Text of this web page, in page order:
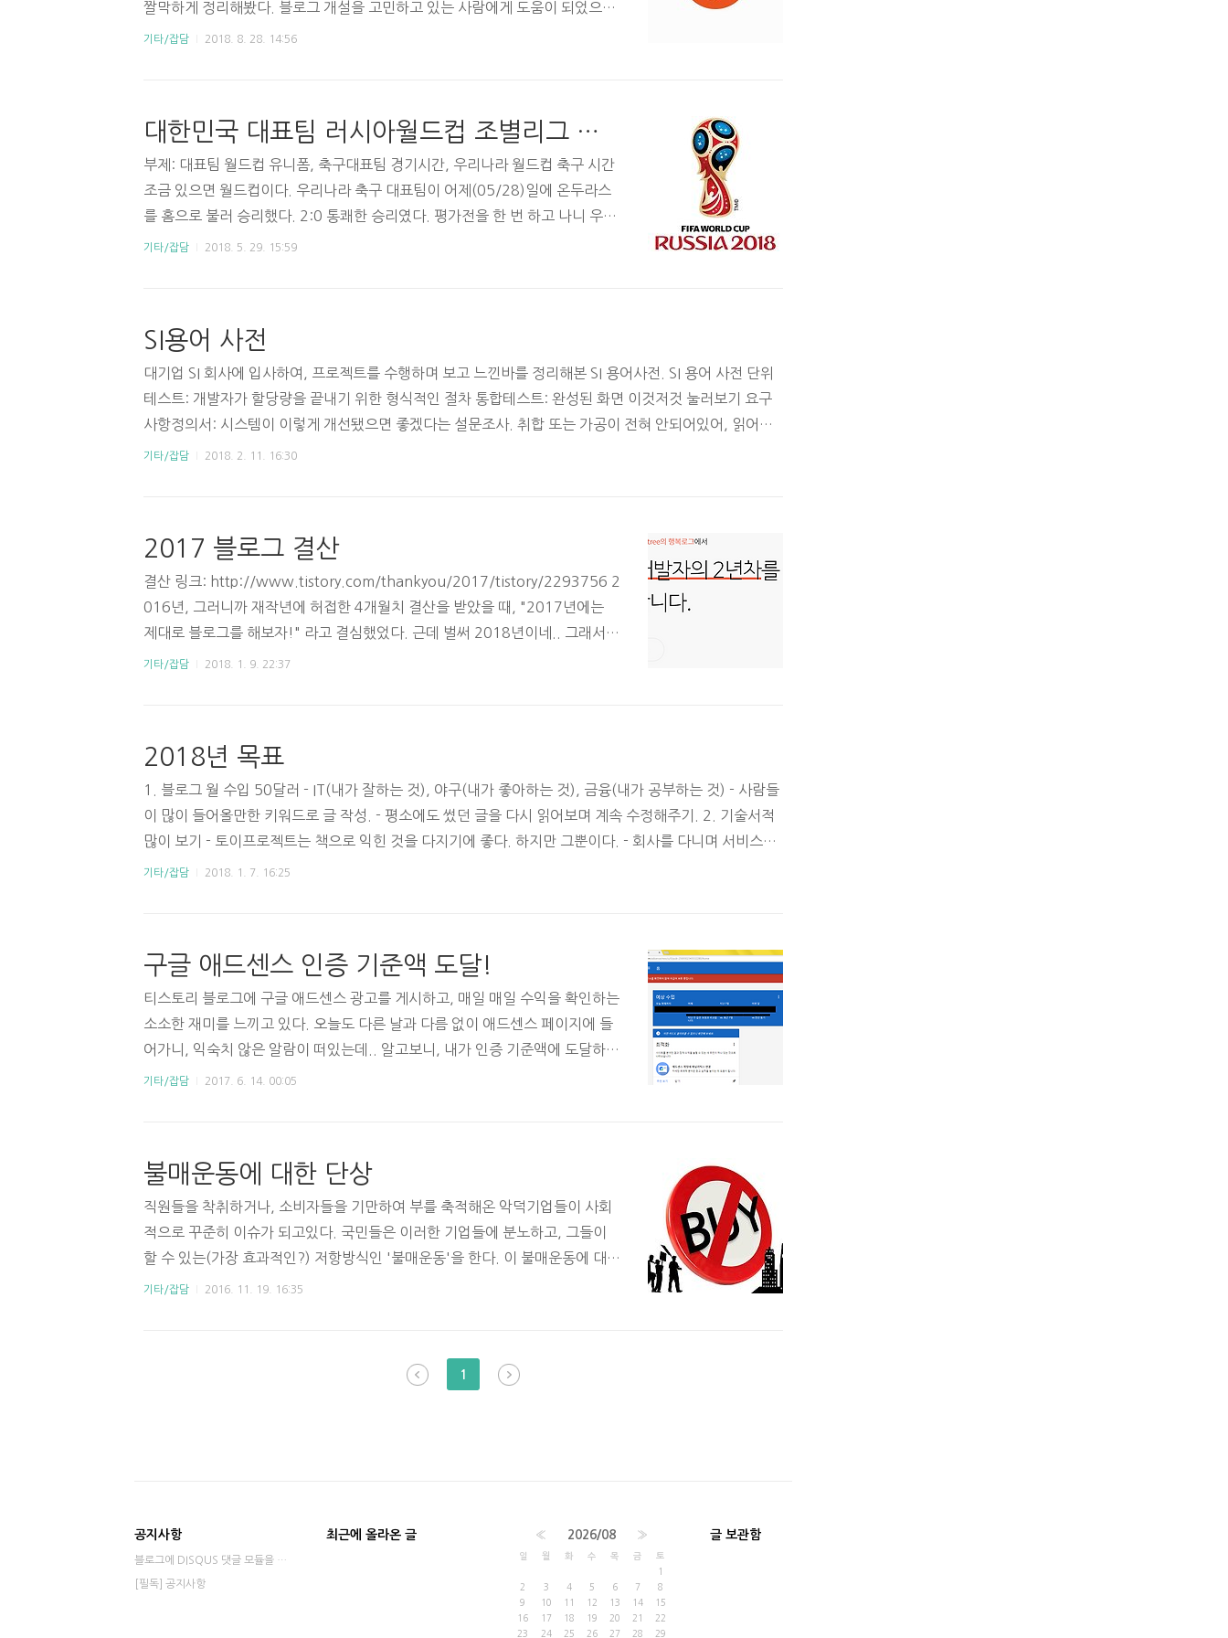
짤막하게 정리해봤다. 블로그 개설을 고민하고 있는 사람에게 도움이 되었으면
좋겠다. 1. 블로그에 주로 어떤 내용을 쓰는가? ● IT (내가 잘하는 것) ● 야구
● 이것 자체로 하나의 글감이 된다. 3. 본인이 개발자임에도 마크다운 기반 블
로그를 안하는 이유. ● 검색엔진을 통한 사용자 유입은 네이버/티스트리가 ..
기타/잡담 2018. 8. 28. 14:56
대한민국 대표팀 러시아월드컵 조별리그 일정
부제: 대표팀 월드컵 유니폼, 축구대표팀 경기시간, 우리나라 월드컵 축구 시간
조금 있으면 월드컵이다. 우리나라 축구 대표팀이 어제(05/28)일에 온두라스
를 홈으로 불러 승리했다. 2:0 통쾌한 승리였다. 평가전을 한 번 하고 나니 우리
나라에 본격적으로 월드컵 분위기가 돈다는 느낌이 든다! 2002년 4강 진출이
에 잡음이 나왔으나 조편성이 워낙 좋아서 국민의 기대를 한 몸에 받았었다. 이
번 2018 러시아 월드컵에서 우리 대표팀은 지역 예선부터 여러 잡음이 있었다.
감독..
기타/잡담 2018. 5. 29. 15:59
SI용어 사전
대기업 SI 회사에 입사하여, 프로젝트를 수행하며 보고 느낀바를 정리해본 SI 용어사전. SI 용어 사전 단위
테스트: 개발자가 할당량을 끝내기 위한 형식적인 절차 통합테스트: 완성된 화면 이것저것 눌러보기 요구
사항정의서: 시스템이 이렇게 개선됐으면 좋겠다는 설문조사. 취합 또는 가공이 전혀 안되어있어, 읽어도
도저히 알아볼 수 없는 특징이 있음. 분석단계: waterful 개발 방법론 중, 현행 시스템을 분석하는 단계. 각
기타/잡담 2018. 2. 11. 16:30
2017 블로그 결산
결산 링크: http://www.tistory.com/thankyou/2017/tistory/2293756 2
016년, 그러니까 재작년에 허접한 4개월치 결산을 받았을 때, "2017년에는
제대로 블로그를 해보자!" 라고 결심했었다. 근데 벌써 2018년이네.. 그래서
포스트해본 2017 블로그 결산!! 1년 전, 2017년에 블로그 운영에 대한 목표
두었다. 글이라는 것은 자꾸 읽어보면 수정할 것이 계속 생기기 때문이다. 201
8년에도 이러한 기조를 유지할 것이다. 다만..
기타/잡담 2018. 1. 9. 22:37
2018년 목표
1. 블로그 월 수입 50달러 - IT(내가 잘하는 것), 야구(내가 좋아하는 것), 금융(내가 공부하는 것) - 사람들
이 많이 들어올만한 키워드로 글 작성. - 평소에도 썼던 글을 다시 읽어보며 계속 수정해주기. 2. 기술서적
많이 보기 - 토이프로젝트는 책으로 익힌 것을 다지기에 좋다. 하지만 그뿐이다. - 회사를 다니며 서비스를
오픈하는 것은 쉽지 않다. - 경험적인 측면 -> SI회사에 있는 이상 부족하다. 깔끔하게 인정. - 일단 책을 많
기타/잡담 2018. 1. 7. 16:25
구글 애드센스 인증 기준액 도달!
티스토리 블로그에 구글 애드센스 광고를 게시하고, 매일 매일 수익을 확인하는
소소한 재미를 느끼고 있다. 오늘도 다른 날과 다름 없이 애드센스 페이지에 들
어가니, 익숙치 않은 알람이 떠있는데.. 알고보니, 내가 인증 기준액에 도달하여
내가 사는 집주소 인증을 하라는 알림이었다. 이런 기준이 있는지 처음 알았다.
를 하기 위함이었다. 이곳에 IT 관련 포스팅을 할 때면, 스스로 공부할 때보다 조
금 더 정성들여 작성하게 된다. 하지만 글쓰기를 꽤 좋아하는 성향 탓에, IT를 제
외한..
기타/잡담 2017. 6. 14. 00:05
불매운동에 대한 단상
직원들을 착취하거나, 소비자들을 기만하여 부를 축적해온 악덕기업들이 사회
적으로 꾸준히 이슈가 되고있다. 국민들은 이러한 기업들에 분노하고, 그들이
할 수 있는(가장 효과적인?) 저항방식인 '불매운동'을 한다. 이 불매운동에 대
해, 짧은 생각을 써보려고 한다. 나는 2013년 남X유업 사태 이후, 남X유업의
서 나온다기 보다는, "그냥 매X유업꺼 사먹으면 되지."라는 생각에서 기인한다.
물론 남X제품이 조금 더 저렴하지만, 그정도는 감수할 수 있으니까... (그림1.
기타/잡담 2016. 11. 19. 16:35
1
공지사항
블로그에 DISQUS 댓글 모듈을 적용했습니다⋯
[필독] 공지사항
최근에 올라온 글 « 2026/08 »
일 월 화 수 목 금 토
1
2
3 4 5 6 7
8
9
10 11 12 13 14
15
16
17 18 19 20 21
22
23
24 25 26 27 28 29
글 보관함